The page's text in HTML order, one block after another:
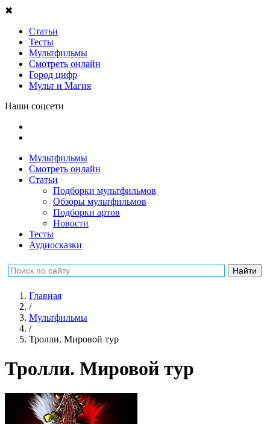
✖
Статьи
Тесты
Мультфильмы
Смотреть онлайн
Город цифр
Мульт и Магия
Наши соцсети
Мультфильмы
Смотреть онлайн
Статьи
Подборки мультфильмов
Обзоры мультфильмов
Подборки артов
Новости
Тесты
Аудиосказки
Главная
/
Мультфильмы
/
Тролли. Мировой тур
Тролли. Мировой тур